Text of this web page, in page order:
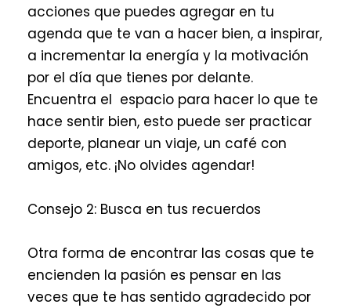
acciones que puedes agregar en tu
agenda que te van a hacer bien, a inspirar,
a incrementar la energía y la motivación
por el día que tienes por delante.
Encuentra el espacio para hacer lo que te
hace sentir bien, esto puede ser practicar
deporte, planear un viaje, un café con
amigos, etc. ¡No olvides agendar!
Consejo 2: Busca en tus recuerdos
Otra forma de encontrar las cosas que te
encienden la pasión es pensar en las
veces que te has sentido agradecido por